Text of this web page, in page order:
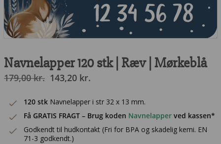
12 34 56 78
Navnelapper 120 stk | Ræv | Mørkeblå
179,00kr. Den
pris
var:
143,20 kr.
pris
er:
143,20 kr..
120 stk Navnelapper i str 32 x 13 mm.
Få GRATIS FRAGT – Brug koden Navnelapper ved kassen*
Godkendt til hudkontakt (Fri for BPA og skadelig kemi. EN
71-3 godkendt.)